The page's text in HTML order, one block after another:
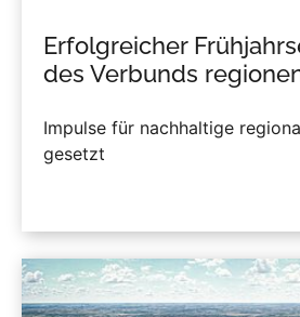
Erfolgreicher
des Verbunds
Impulse für nachhaltige
gesetzt